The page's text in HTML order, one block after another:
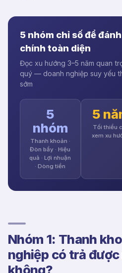
5 nhóm chỉ số để
chính toàn diện
Đọc xu hướng 3–5 năm quan
quý — doanh nghiệp suy yếu
sớm
5
nhóm
Thanh khoản ·
Đòn bẩy · Hiệu
quả · Lợi nhuận
· Dòng tiền
5
Tối thiểu
xem xu
Nhóm 1: Thanh
nghiệp có trả được
không?